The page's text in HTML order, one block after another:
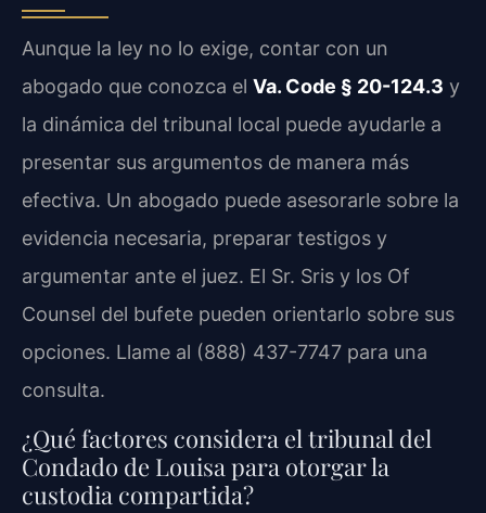
Aunque la ley no lo exige, contar con un
abogado que conozca el Va. Code § 20-124.3 y
la dinámica del tribunal local puede ayudarle a
presentar sus argumentos de manera más
efectiva. Un abogado puede asesorarle sobre la
evidencia necesaria, preparar testigos y
argumentar ante el juez. El Sr. Sris y los Of
Counsel del bufete pueden orientarlo sobre sus
opciones. Llame al (888) 437-7747 para una
consulta.
¿Qué factores considera el tribunal del
Condado de Louisa para otorgar la
custodia compartida?